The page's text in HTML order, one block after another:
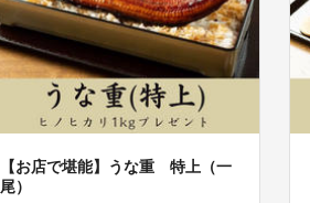
【お店で堪能】うな重 特上（一
尾）